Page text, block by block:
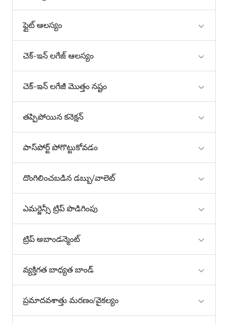
ఫ్లైట్ ఆలస్యం
చెక్-ఇన్ లగేజ్ ఆలస్యం
చెక్-ఇన్ లగేజీ మొత్తం నష్టం
తప్పిపోయిన కనెక్షన్
పాస్‌పోర్ట్ పోగొట్టుకోవడం
దొంగిలించబడిన డబ్బు/వాలెట్
ఎమర్జెన్సీ ట్రిప్ పొడిగింపు
ట్రిప్ అబాండన్మెంట్
వ్యక్తిగత బాధ్యత బాండ్
ప్రమాదవశాత్తు మరణం/వైకల్యం